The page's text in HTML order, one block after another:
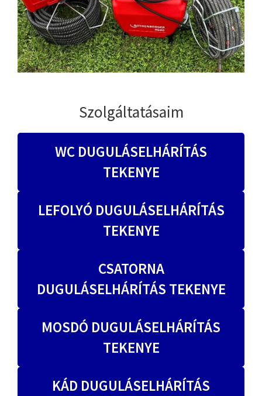
Szolgáltatásaim
WC DUGULÁSELHÁRÍTÁS
TEKENYE
LEFOLYÓ DUGULÁSELHÁRÍTÁS
TEKENYE
CSATORNA
DUGULÁSELHÁRÍTÁS TEKENYE
MOSDÓ DUGULÁSELHÁRÍTÁS
TEKENYE
KÁD DUGULÁSELHÁRÍTÁS